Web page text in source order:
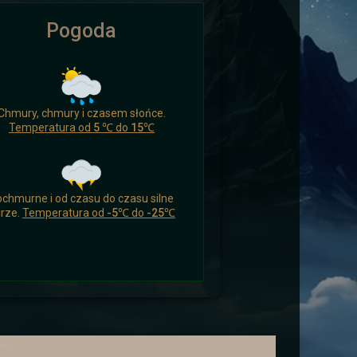
czasu nacieszyć się czymś
drogowcy zaskoczeni.
i wysłać ich aby wsparli
Pogoda
chmury i czasem słońce.
Temperatura od 5 ℃do 15℃
i od czasu do czasu silne
Temperatura od -5℃do -25℃